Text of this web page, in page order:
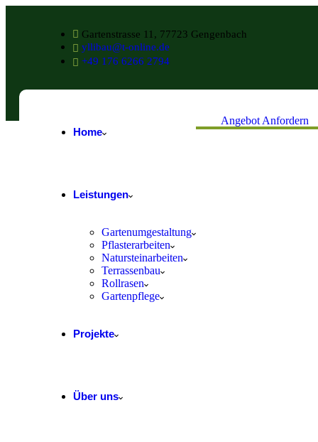
Gartenstrasse 11, 77723 Gengenbach
yllibau@t-online.de
+49 176 6266 2794
Home
Leistungen
Gartenumgestaltung
Pflasterarbeiten
Natursteinarbeiten
Terrassenbau
Rollrasen
Gartenpflege
Projekte
Über uns
Angebot Anfordern